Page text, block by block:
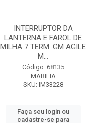
INTERRUPTOR DA
LANTERNA E FAROL DE
MILHA 7 TERM. GM AGILE
M...
Código: 68135
MARILIA
SKU: IM33228
Faça seu login ou
cadastre-se para